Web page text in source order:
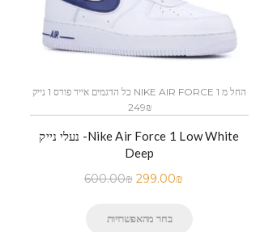
כל הדגמים אייר פורס 1 נייק NIKE AIR FORCE 1 החל מ
249₪
נעלי נייק -Nike Air Force 1 Low White
Deep
600.00₪ 299.00₪
בחר מהאפשרויות